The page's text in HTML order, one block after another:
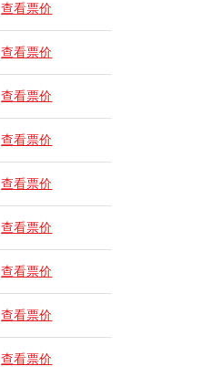
查看票价
查看票价
查看票价
查看票价
查看票价
查看票价
查看票价
查看票价
查看票价